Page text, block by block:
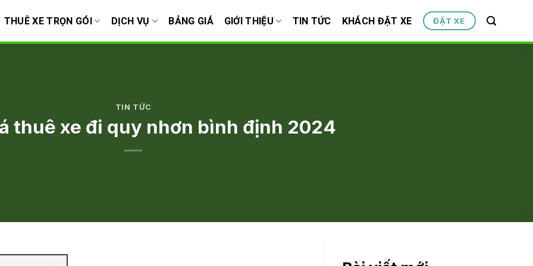
THUÊ XE TRỌN GÓI DỊCH VỤ BẢNG GIÁ GIỚI THIỆU TIN TỨC KHÁCH ĐẶT XE ĐẶT XE
TIN TỨC
thuê xe đi quy nhơn bình định 2024